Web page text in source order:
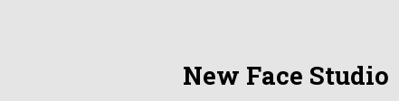
New Face Studio